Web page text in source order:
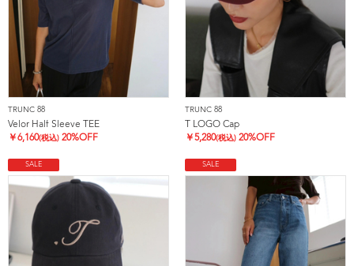
TRUNC 88
Velor Half Sleeve TEE
￥6,160(税込) 20%OFF
TRUNC 88
T LOGO Cap
￥5,280(税込) 20%OFF
SALE SALE